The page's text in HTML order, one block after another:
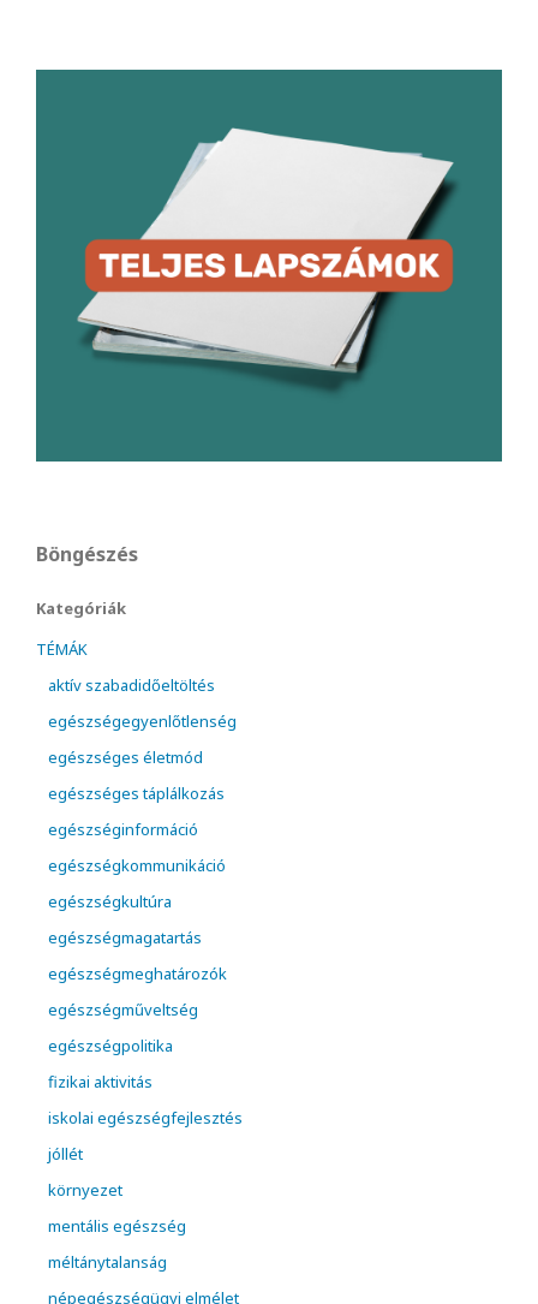
Böngészés
Kategóriák
TÉMÁK
aktív szabadidőeltöltés
egészségegyenlőtlenség
egészséges életmód
egészséges táplálkozás
egészséginformáció
egészségkommunikáció
egészségkultúra
egészségmagatartás
egészségmeghatározók
egészségműveltség
egészségpolitika
fizikai aktivitás
iskolai egészségfejlesztés
jóllét
környezet
mentális egészség
méltánytalanság
népegészségügyi elmélet